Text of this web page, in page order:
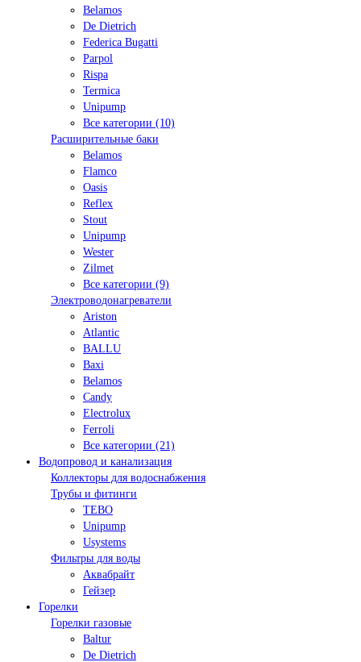
Belamos
De Dietrich
Federica Bugatti
Parpol
Rispa
Termica
Unipump
Все категории (10)
Расширительные баки
Belamos
Flamco
Oasis
Reflex
Stout
Unipump
Wester
Zilmet
Все категории (9)
Электроводонагреватели
Ariston
Atlantic
BALLU
Baxi
Belamos
Candy
Electrolux
Ferroli
Все категории (21)
Водопровод и канализация
Коллекторы для водоснабжения
Трубы и фитинги
TEBO
Unipump
Usystems
Фильтры для воды
Аквабрайт
Гейзер
Горелки
Горелки газовые
Baltur
De Dietrich